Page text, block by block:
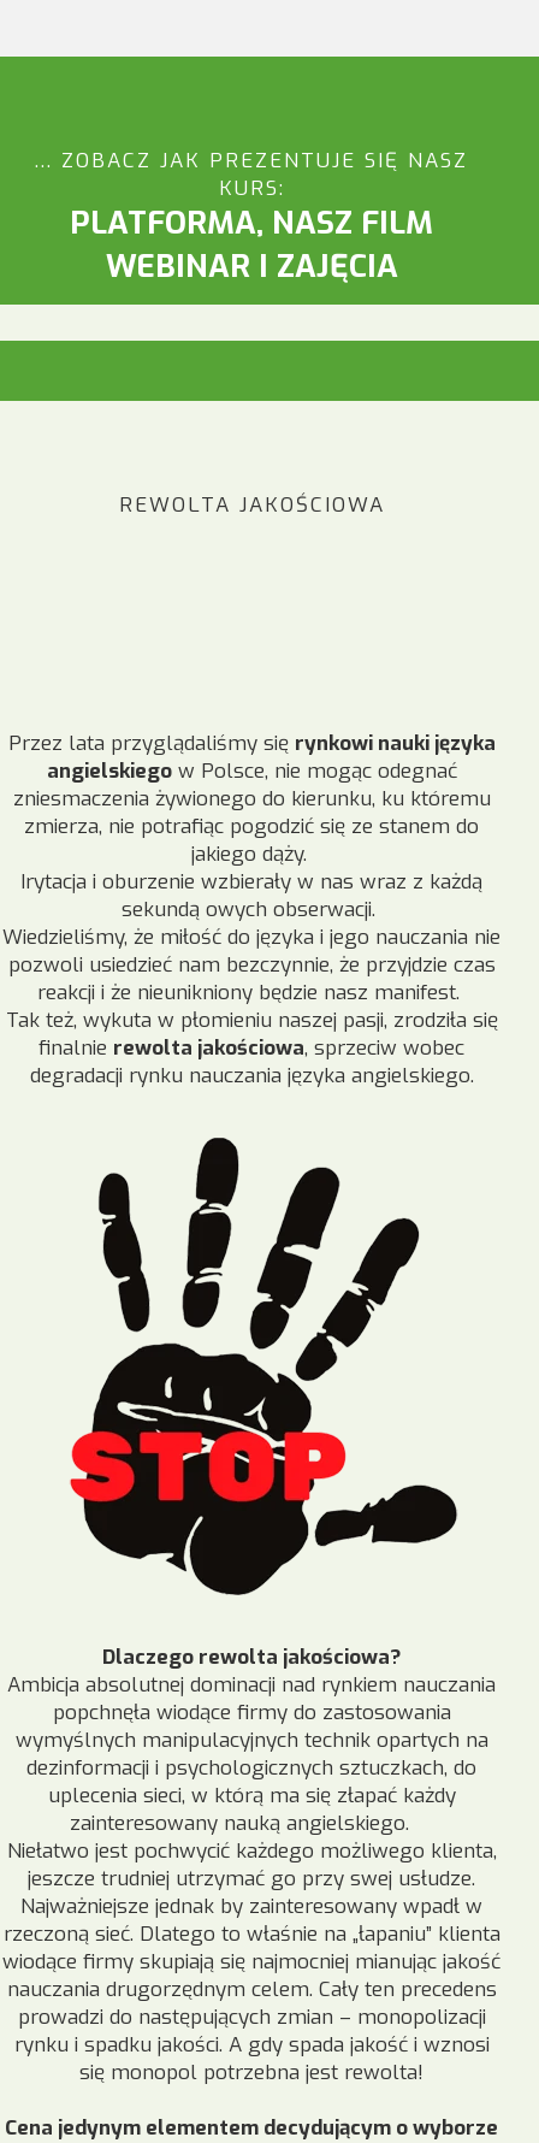
... ZOBACZ JAK PREZENTUJE SIĘ NASZ
KURS:
PLATFORMA, NASZ FILM
WEBINAR I ZAJĘCIA
REWOLTA JAKOŚCIOWA
Przez lata przyglądaliśmy się rynkowi nauki języka
angielskiegow Polsce, nie mogąc odegnać
zniesmaczenia żywionego do kierunku, ku któremu
zmierza, nie potrafiąc pogodzić się ze stanem do
jakiego dąży.
Irytacja i oburzenie wzbierały w nas wraz z każdą
sekundą owych obserwacji.
Wiedzieliśmy, że miłość do języka i jego nauczania nie
pozwoli usiedzieć nam bezczynnie, że przyjdzie czas
reakcji i że nieunikniony będzie nasz manifest.
Tak też, wykuta w płomieniu naszej pasji, zrodziła się
finalnie rewolta jakościowa, sprzeciw wobec
degradacji rynku nauczania języka angielskiego.
Dlaczego rewolta jakościowa?
Ambicja absolutnej dominacji nad rynkiem nauczania
popchnęła wiodące firmy do zastosowania
wymyślnych manipulacyjnych technik opartych na
dezinformacji i psychologicznych sztuczkach, do
uplecenia sieci, w którą ma się złapać każdy
zainteresowany nauką angielskiego.
Niełatwo jest pochwycić każdego możliwego klienta,
jeszcze trudniej utrzymać go przy swej usłudze.
Najważniejsze jednak by zainteresowany wpadł w
rzeczoną sieć. Dlatego to właśnie na „łapaniu” klienta
wiodące firmy skupiają się najmocniej mianując jakość
nauczania drugorzędnym celem. Cały ten precedens
prowadzi do następujących zmian – monopolizacji
rynku i spadku jakości. A gdy spada jakość i wznosi
się monopol potrzebna jest rewolta!
Cena jedynym elementem decydującym o wyborze